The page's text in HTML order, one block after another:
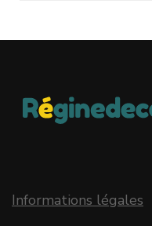
Informations légales